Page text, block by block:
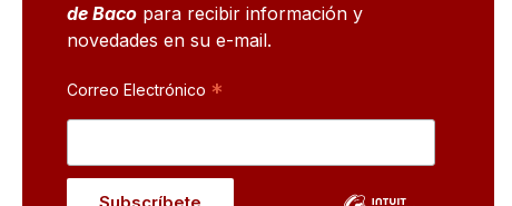
de Baco para recibir información y
novedades en su e-mail.
Correo Electrónico *